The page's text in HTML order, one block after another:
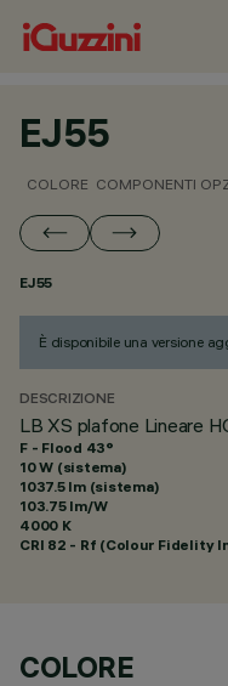
EJ55
COLORE COMPONENTI
EJ55
È disponibile una versione
DESCRIZIONE
LB XS plafone Lineare
F - Flood 43°
10 W (sistema)
1037.5 lm (sistema)
103.75 lm/W
4000 K
CRI 82 - Rf (Colour Fidelity
COLORE